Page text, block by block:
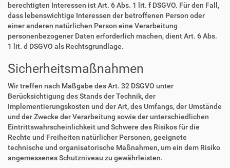
berechtigten Interessen ist Art. 6 Abs. 1 lit. f DSGVO. Für den Fall,
dass lebenswichtige Interessen der betroffenen Person oder
einer anderen natürlichen Person eine Verarbeitung
personenbezogener Daten erforderlich machen, dient Art. 6 Abs.
1 lit. d DSGVO als Rechtsgrundlage.
Sicherheitsmaßnahmen
Wir treffen nach Maßgabe des Art. 32 DSGVO unter
Berücksichtigung des Stands der Technik, der
Implementierungskosten und der Art, des Umfangs, der Umstände
und der Zwecke der Verarbeitung sowie der unterschiedlichen
Eintrittswahrscheinlichkeit und Schwere des Risikos für die
Rechte und Freiheiten natürlicher Personen, geeignete
technische und organisatorische Maßnahmen, um ein dem Risiko
angemessenes Schutzniveau zu gewährleisten.